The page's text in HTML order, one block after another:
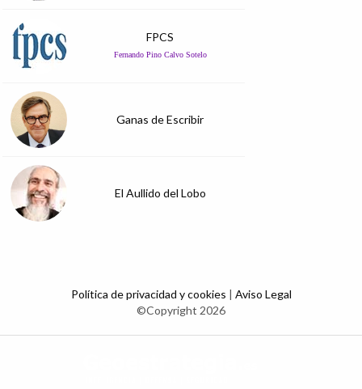
FPCS
Fernando Pino Calvo Sotelo
Ganas de Escribir
El Aullido del Lobo
Política de privacidad y cookies | Aviso Legal
©Copyright 2026